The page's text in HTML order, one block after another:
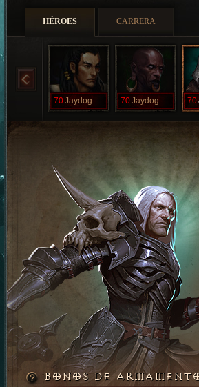
HÉROES CARRERA
70Jaydog 70Jaydog 70
BONOS DE